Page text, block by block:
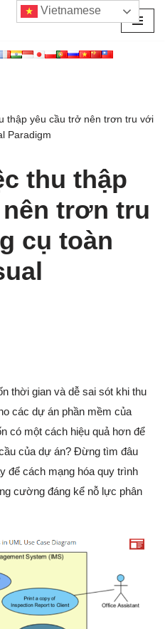
thập yêu cầu trở nên trơn tru với
Paradigm
thu thập
trơn tru
cụ toàn
thời gian và dễ sai sót khi thu
các dự án phần mềm của
có một cách hiệu quả hơn để
của dự án? Đừng tìm đâu
để cách mạng hóa quy trình
cường đáng kể nỗ lực phân
Vietnamese